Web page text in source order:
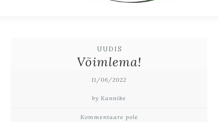
UUDIS
Võimlema!
11/06/2022
by Kannike
Kommentaare pole